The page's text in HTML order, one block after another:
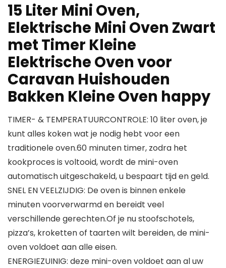
15 Liter Mini Oven,
Elektrische Mini Oven Zwart
met Timer Kleine
Elektrische Oven voor
Caravan Huishouden
Bakken Kleine Oven happy
TIMER- & TEMPERATUURCONTROLE: 10 liter oven, je
kunt alles koken wat je nodig hebt voor een
traditionele oven.60 minuten timer, zodra het
kookproces is voltooid, wordt de mini-oven
automatisch uitgeschakeld, u bespaart tijd en geld.
SNEL EN VEELZIJDIG: De oven is binnen enkele
minuten voorverwarmd en bereidt veel
verschillende gerechten.Of je nu stoofschotels,
pizza’s, kroketten of taarten wilt bereiden, de mini-
oven voldoet aan alle eisen.
ENERGIEZUINIG: deze mini-oven voldoet aan al uw